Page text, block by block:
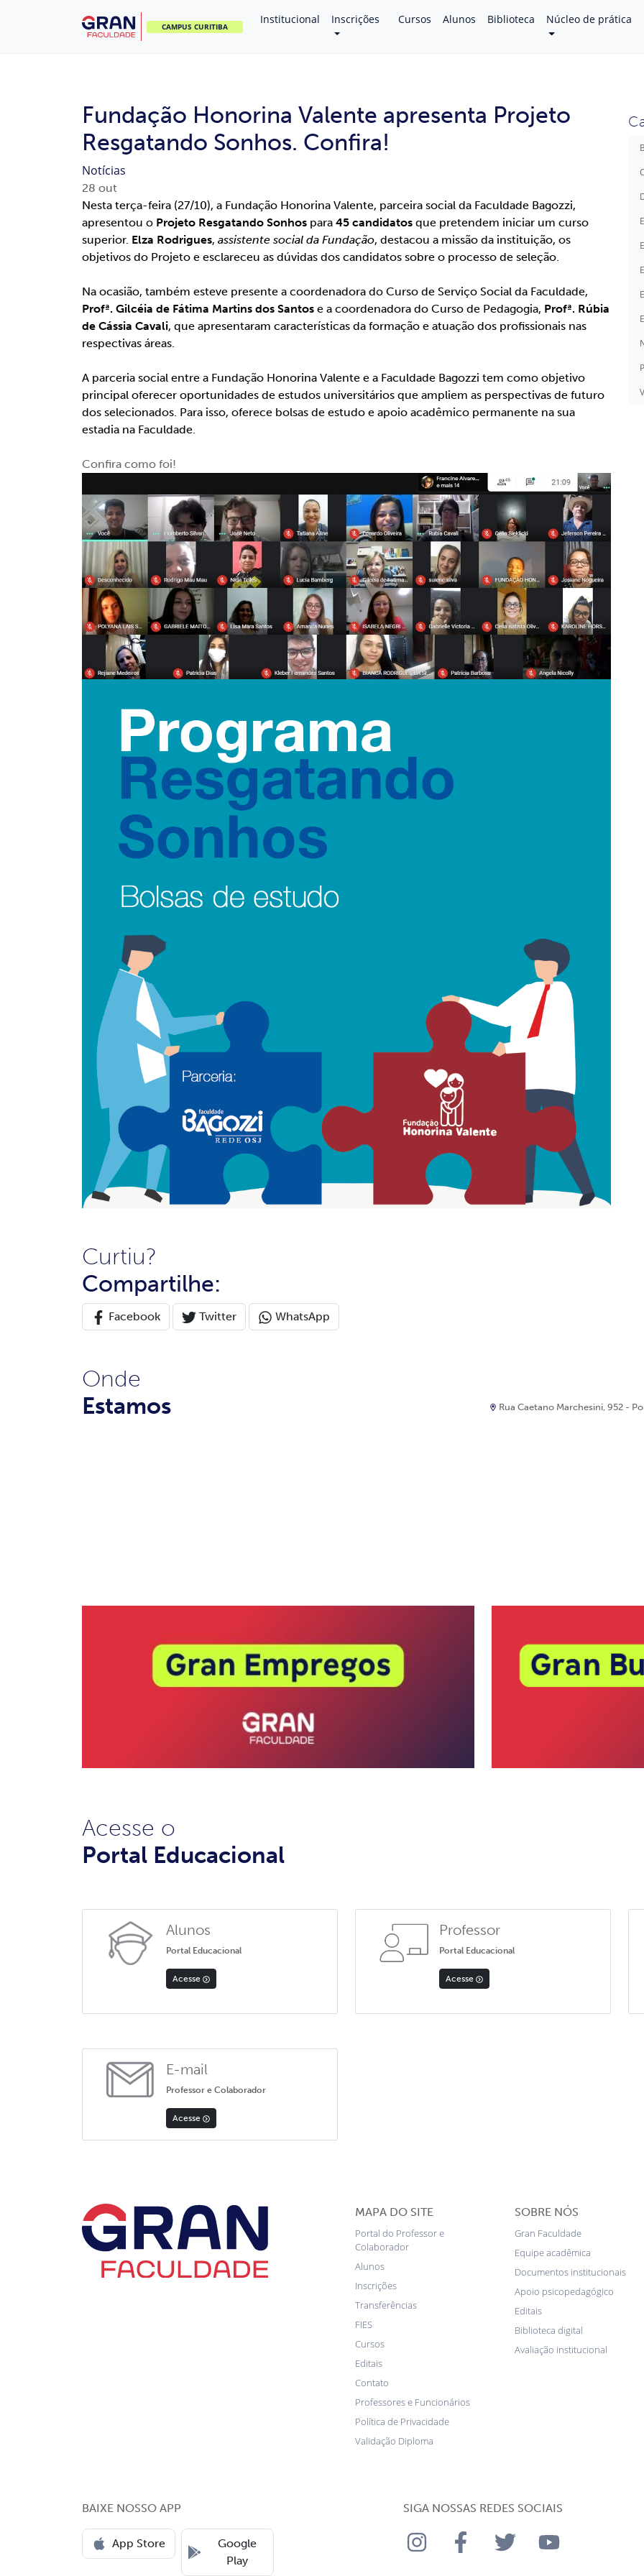
CAMPUS CURITIBA
Institucional Inscrições Cursos Alunos Biblioteca Núcleo de prática
Fundação Honorina Valente apresenta Projeto
Resgatando Sonhos. Confira!
Notícias
28 out
Nesta terça-feira (27/10), a Fundação Honorina Valente, parceira social da Faculdade Bagozzi,
apresentou o Projeto Resgatando Sonhos para 45 candidatos que pretendem iniciar um curso
superior. Elza Rodrigues, assistente social da Fundação, destacou a missão da instituição, os
objetivos do Projeto e esclareceu as dúvidas dos candidatos sobre o processo de seleção.
Na ocasião, também esteve presente a coordenadora do Curso de Serviço Social da Faculdade,
Profª. Gilcéia de Fátima Martins dos Santos e a coordenadora do Curso de Pedagogia, Profª. Rúbia
de Cássia Cavali, que apresentaram características da formação e atuação dos profissionais nas
respectivas áreas.
A parceria social entre a Fundação Honorina Valente e a Faculdade Bagozzi tem como objetivo
principal oferecer oportunidades de estudos universitários que ampliem as perspectivas de futuro
dos selecionados. Para isso, oferece bolsas de estudo e apoio acadêmico permanente na sua
estadia na Faculdade.
Confira como foi!
Curtiu?
Compartilhe:
Facebook Twitter WhatsApp
Onde
Estamos
Rua Caetano Marchesini, 952 -
Acesse o
Portal Educacional
Alunos
Portal Educacional
Acesse
Professor
Portal Educacional
Acesse
E-mail
Professor e Colaborador
Acesse
MAPA DO SITE
Portal do Professor e
Colaborador
Alunos
Inscrições
Transferências
FIES
Cursos
Editais
Contato
Professores e Funcionários
Política de Privacidade
Validação Diploma
SOBRE NÓS
Gran Faculdade
Equipe acadêmica
Documentos institucionais
Apoio psicopedagógico
Editais
Biblioteca digital
Avaliação institucional
BAIXE NOSSO APP
App Store
Google
Play
SIGA NOSSAS REDES SOCIAIS